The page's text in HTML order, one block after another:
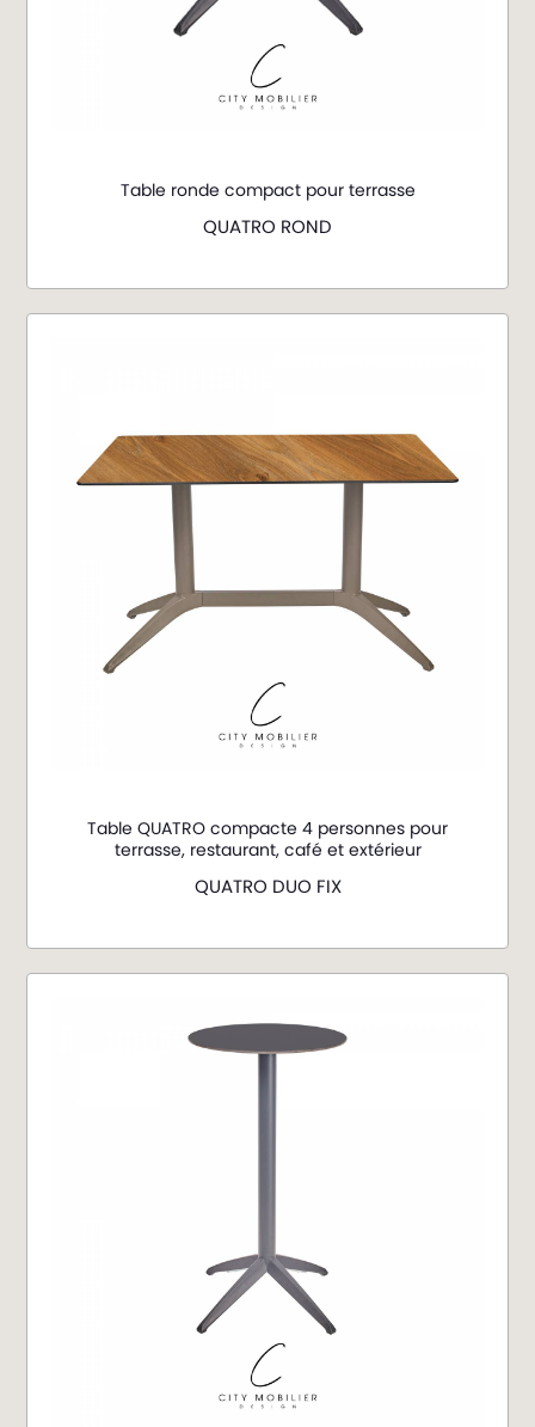
Table ronde compact pour terrasse
QUATRO ROND
Table QUATRO compacte 4 personnes pour
terrasse, restaurant, café et extérieur
QUATRO DUO FIX